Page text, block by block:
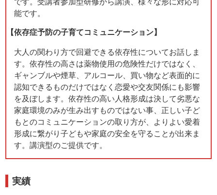
能です。
【依存症予防の子育てコミュニケーション】
大人の関わり方で回避できる依存性についてお話しま
す。依存性の高さは薬物使用の危険性だけではなく、
ギャンブルや煙草、アルコール、買い物など表面的に
認知できるものだけではなく恋愛や交友関係にも影響
を及ぼします。依存性の高い人格形成は決して劣悪な
家庭環境のみが生み出すものではない事、正しい子ど
もとのコミュニケーションの取り方が、よりよい愛着
形成に繋がり子どもや家庭の安全を守ることが出来ま
す。講演型のご提供です。
実績